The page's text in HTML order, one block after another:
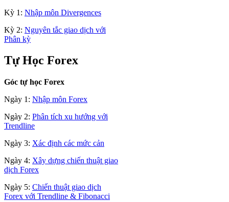
Kỳ 1: Nhập môn Divergences
Kỳ 2: Nguyên tắc giao dịch với
Phân kỳ
Tự Học Forex
Góc tự học Forex
Ngày 1: Nhập môn Forex
Ngày 2: Phân tích xu hướng với
Trendline
Ngày 3: Xác định các mức cản
Ngày 4: Xây dựng chiến thuật giao
dịch Forex
Ngày 5: Chiến thuật giao dịch
Forex với Trendline & Fibonacci